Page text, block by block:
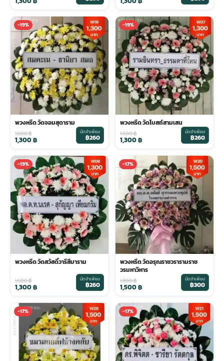
-19%
พวงหรีด วัดจอมสุดาราม
1,600฿
1,300฿
มัดจำเพียง
฿260
-19%
พวงหรีด วัดโบสถ์สามเสน
1,600฿
1,300฿
มัดจำเพียง
฿260
-19%
พวงหรีด วัดสวัสดิ์วารีสีมาราม
1,600฿
1,300฿
มัดจำเพียง
฿260
-17%
พวงหรีด วัดอรุณราชวรารามราช
วรมหาวิหาร
1,800฿
1,500฿
มัดจำเพียง
฿300
-17% -17%